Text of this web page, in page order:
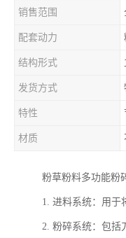
销售范围
配套动力
结构形式
发货方式
特性
材质
粉草粉料多功能粉
1. 进料系统：用于
2. 粉碎系统：包括